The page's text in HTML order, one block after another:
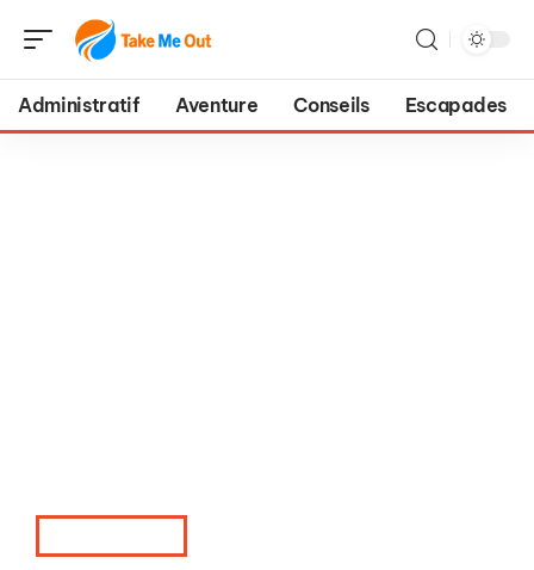
Administratif Aventure Conseils Escapades